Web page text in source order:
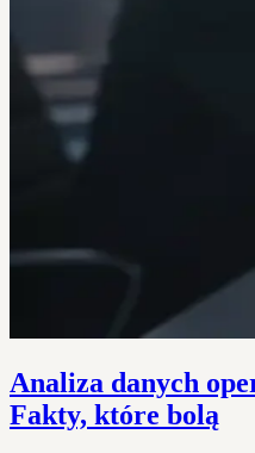
Analiza danych
Fakty, które bolą